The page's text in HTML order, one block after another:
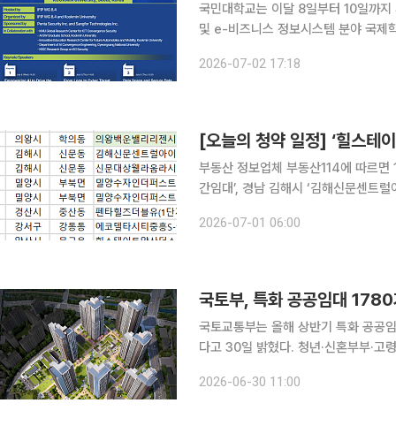
국민대학교는 이달 8일부터 10일까
및 e-비즈니스 정보시스템 분야 국
비즈니스와 ICT 융합, 정보보안, 데이
2026-07-02 17:18
[오늘의 청약 일정] ‘힐스테
부동산 정보업체 부동산114에 따르면
간임대’, 경남 김해시 ‘김해신문센트
S-클래스리버시티(2BL)’ 등에서 청
2026-07-01 06:00
국토부, 특화 공공임대
국토교통부는 올해 상반기 특화 공공
다고 30일 밝혔다. 청년·신혼부부·고
성에 맞는 주거공간과 함께 돌봄시설,
2026-06-30 11:00